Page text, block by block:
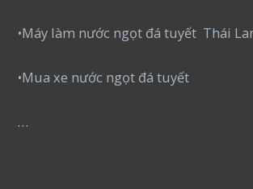
•Máy làm nước ngọt đá tuyết Thái
•Mua xe nước ngọt đá tuyết
…